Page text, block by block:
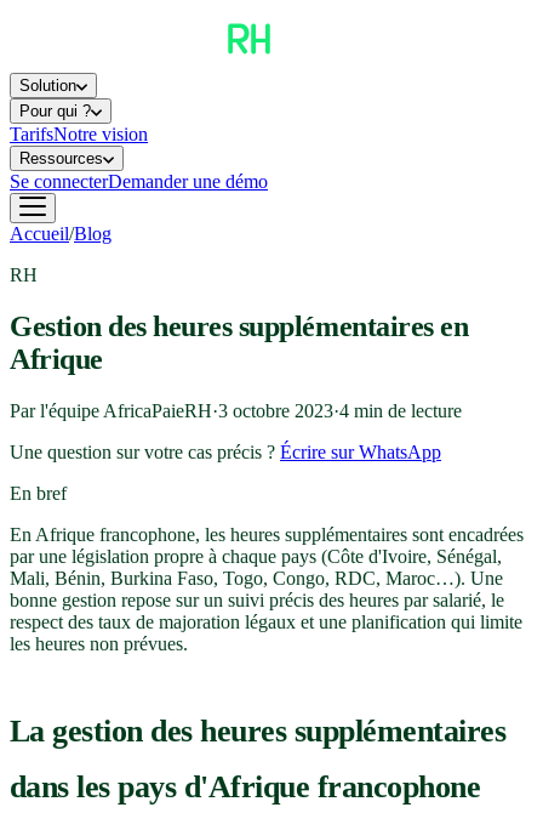
Solution
Pour qui ?
TarifsNotre vision
Ressources
Se connecterDemander une démo
Accueil/Blog
RH
Gestion des heures supplémentaires en
Afrique
Par l'équipe AfricaPaieRH·3 octobre 2023·4 min de lecture
Une question sur votre cas précis ? Écrire sur WhatsApp
En bref
En Afrique francophone, les heures supplémentaires sont encadrées
par une législation propre à chaque pays (Côte d'Ivoire, Sénégal,
Mali, Bénin, Burkina Faso, Togo, Congo, RDC, Maroc…). Une
bonne gestion repose sur un suivi précis des heures par salarié, le
respect des taux de majoration légaux et une planification qui limite
les heures non prévues.
La gestion des heures supplémentaires
dans les pays d'Afrique francophone